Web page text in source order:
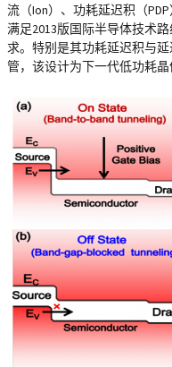
流（Ion）、功耗延迟积（
满足2013版国际半导体技术
求。特别是其功耗延迟积与
管，该设计为下一代低功耗晶